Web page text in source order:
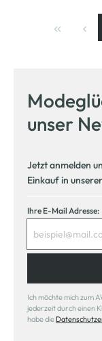
unser
Jetzt anmelden
Einkauf in
Ihre E-Mail Adresse:
Ich möchte mich zum
jederzeit durch einen
habe die